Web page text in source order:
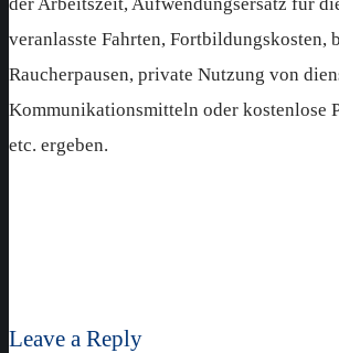
veranlasste Fahrten, Fortbildungskosten,
Raucherpausen, private Nutzung von
Kommunikationsmitteln oder kostenlose
etc. ergeben.
Leave a Reply